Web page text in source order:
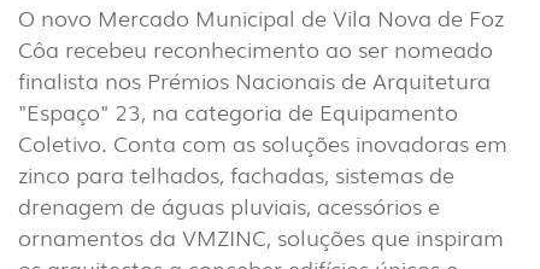
O novo Mercado Municipal de Vila Nova de Foz
Côa recebeu reconhecimento ao ser nomeado
finalista nos Prémios Nacionais de Arquitetura
"Espaço" 23, na categoria de Equipamento
Coletivo. Conta com as soluções inovadoras em
zinco para telhados, fachadas, sistemas de
drenagem de águas pluviais, acessórios e
ornamentos da VMZINC, soluções que inspiram